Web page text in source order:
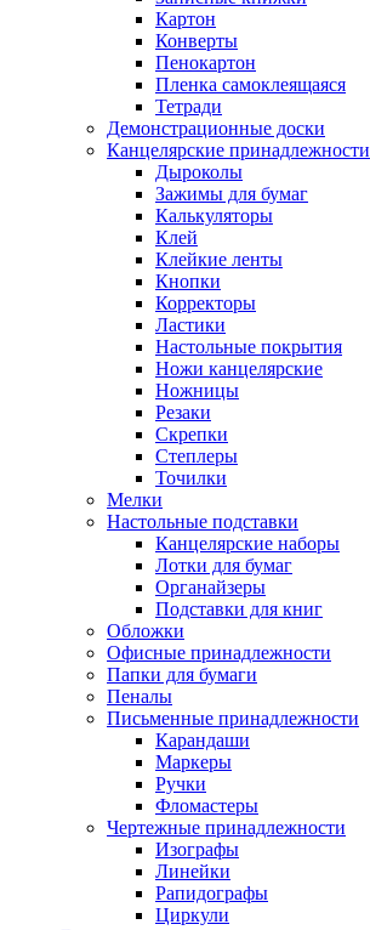
Картон
Конверты
Пенокартон
Пленка самоклеящаяся
Тетради
Демонстрационные доски
Канцелярские принадлежности
Дыроколы
Зажимы для бумаг
Калькуляторы
Клей
Клейкие ленты
Кнопки
Корректоры
Ластики
Настольные покрытия
Ножи канцелярские
Ножницы
Резаки
Скрепки
Степлеры
Точилки
Мелки
Настольные подставки
Канцелярские наборы
Лотки для бумаг
Органайзеры
Подставки для книг
Обложки
Офисные принадлежности
Папки для бумаги
Пеналы
Письменные принадлежности
Карандаши
Маркеры
Ручки
Фломастеры
Чертежные принадлежности
Изографы
Линейки
Рапидографы
Циркули